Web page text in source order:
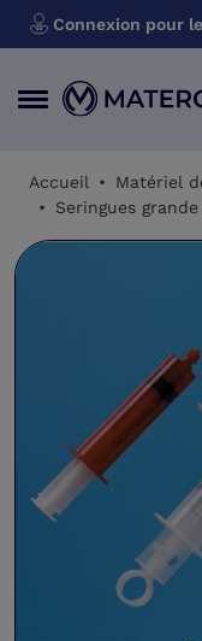
Connexion pour
Accueil Matériel
Seringues